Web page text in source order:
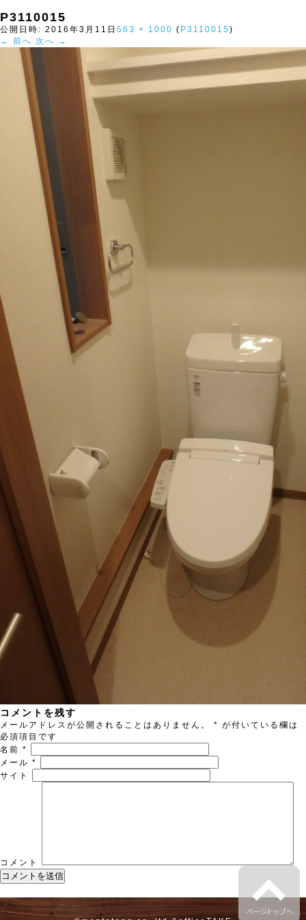
P3110015
公開日時: 2016年3月11日 563 × 1000 ( P3110015 )
← 前へ 次へ →
コメントを残す
メールアドレスが公開されることはありません。 * が付いている欄は
必須項目です
名前 *
メール *
サイト
コメント